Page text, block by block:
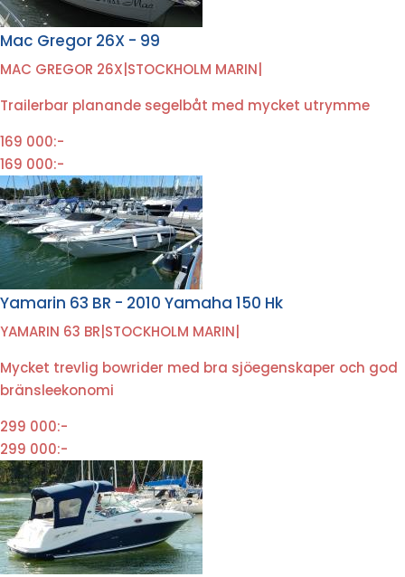
Mac Gregor 26X - 99
MAC GREGOR 26X STOCKHOLM MARIN
Trailerbar planande segelbåt med mycket utrymme
169 000:-
169 000:-
Yamarin 63 BR - 2010 Yamaha 150 Hk
YAMARIN 63 BR STOCKHOLM MARIN
Mycket trevlig bowrider med bra sjöegenskaper och god
bränsleekonomi
299 000:-
299 000:-